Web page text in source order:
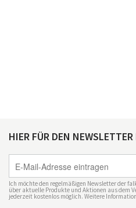
HIER FÜR DEN
Ich möchte den regelmäßigen Newsletter der
über aktuelle Produkte und Aktionen aus dem
jederzeit kostenlos möglich. Weitere